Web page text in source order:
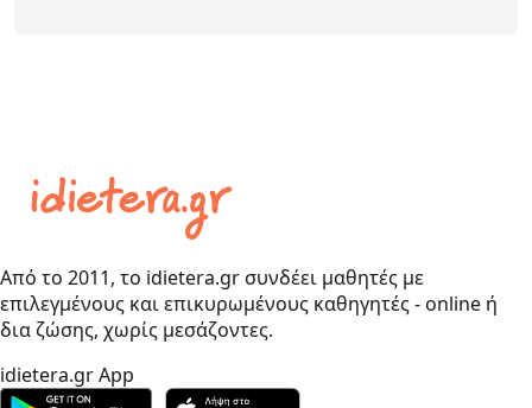
Από το 2011, το idietera.gr συνδέει μαθητές με
επιλεγμένους και επικυρωμένους καθηγητές - online ή
δια ζώσης, χωρίς μεσάζοντες.
idietera.gr App